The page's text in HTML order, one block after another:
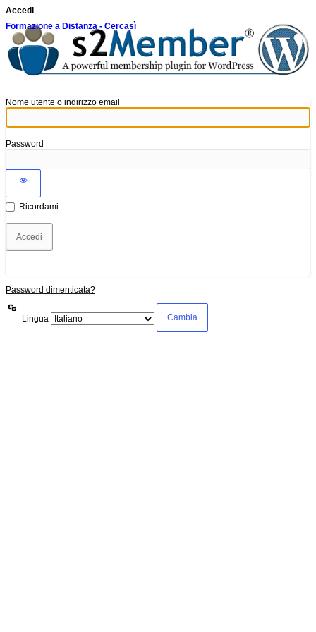
Accedi
Formazione a Distanza - Cercasì
Nome utente o indirizzo email
Password
Ricordami
Password dimenticata?
Lingua